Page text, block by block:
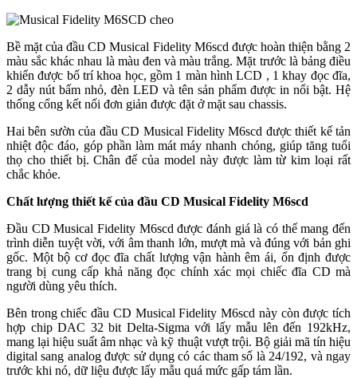
Bề mặt của đầu CD Musical Fidelity M6scd được hoàn thiện bằng 2
màu sắc khác nhau là màu đen và màu trắng. Mặt trước là bảng điều
khiển được bố trí khoa học, gồm 1 màn hình LCD , 1 khay đọc đĩa,
2 dẫy nút bấm nhỏ, đèn LED và tên sản phẩm được in nổi bật. Hệ
thống cổng kết nối đơn giản được đặt ở mặt sau chassis.
Hai bên sườn của đầu CD Musical Fidelity M6scd được thiết kế tản
nhiệt độc đáo, góp phần làm mát máy nhanh chóng, giúp tăng tuổi
thọ cho thiết bị. Chân đế của model này được làm từ kim loại rất
chắc khỏe.
Chất lượng thiết kế của đầu CD Musical Fidelity M6scd
Đầu CD Musical Fidelity M6scd được đánh giá là có thể mang đến
trình diễn tuyệt vời, với âm thanh lớn, mượt mà và đúng với bản ghi
gốc. Một bộ cơ đọc đĩa chất lượng vận hành êm ái, ổn định được
trang bị cung cấp khả năng đọc chính xác mọi chiếc đĩa CD mà
người dùng yêu thích.
Bên trong chiếc đầu CD Musical Fidelity M6scd này còn được tích
hợp chip DAC 32 bit Delta-Sigma với lấy mẫu lên đến 192kHz,
mang lại hiệu suất âm nhạc và kỹ thuật vượt trội. Bộ giải mã tín hiệu
digital sang analog được sử dụng có các tham số là 24/192, và ngay
trước khi nó, dữ liệu được lấy mẫu quá mức gấp tám lần.